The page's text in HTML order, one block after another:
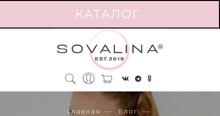
КАТАЛОГ
Главная
Блог